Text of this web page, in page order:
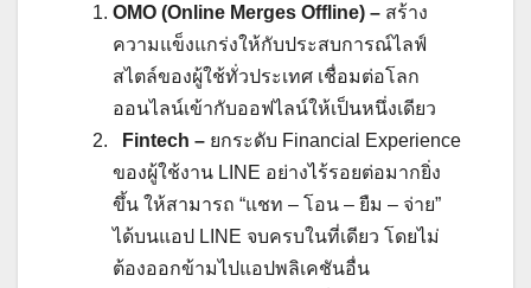
OMO (Online Merges Offline) – สร้าง
ความแข็งแกร่งให้กับประสบการณ์ไลฟ์
สไตล์ของผู้ใช้ทั่วประเทศ เชื่อมต่อโลก
ออนไลน์เข้ากับออฟไลน์ให้เป็นหนึ่งเดียว
Fintech – ยกระดับ Financial Experience
ของผู้ใช้งาน LINE อย่างไร้รอยต่อมากยิ่ง
ขึ้น ให้สามารถ “แชท – โอน – ยืม – จ่าย”
ได้บนแอป LINE จบครบในที่เดียว โดยไม่
ต้องออกข้ามไปแอปพลิเคชันอื่น